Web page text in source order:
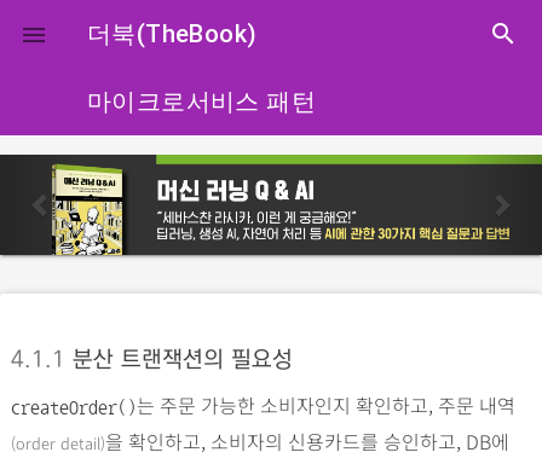
close
 더북(TheBook) search
마이크로서비스 패턴
p
r
e
u
s
n
e
x
4.1.1 분산 트랜잭션의 필요성
createOrder()는 주문 가능한 소비자인지 확인하고, 주문 내역
(order detail)을 확인하고, 소비자의 신용카드를 승인하고, DB에